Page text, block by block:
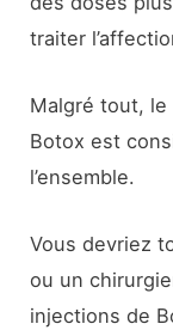
traiter
Malgré tout,
Botox est
l’ensemble.
Vous devriez
ou un
injections de